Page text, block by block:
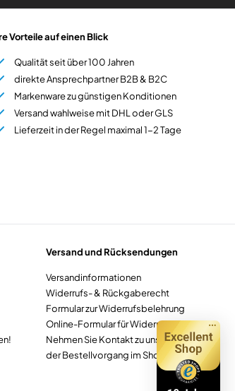
Vorteile auf einen Blick
Qualität seit über 100 Jahren
direkte Ansprechpartner B2B & B2C
Markenware zu günstigen Konditionen
Versand wahlweise mit DHL oder GLS
Lieferzeit in der Regel maximal 1-2 Tage
Versand und Rücksendungen
Versandinformationen
Widerrufs- & Rückgaberecht
Formular zur Widerrufsbelehrung
Online-Formular für Widerruf
Nehmen Sie Kontakt zu uns auf
der Bestellvorgang im Shop